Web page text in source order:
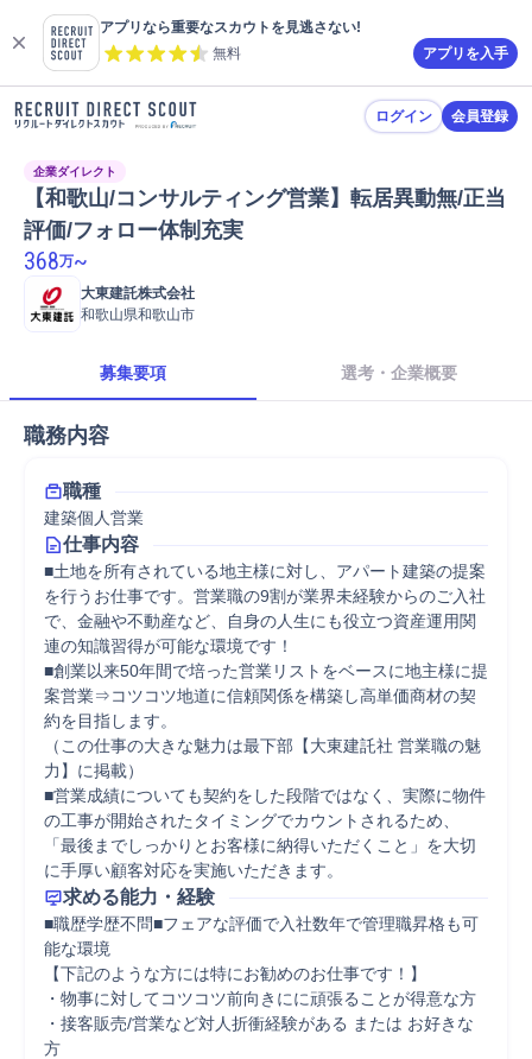
アプリなら重要なスカウトを見逃さない!
無料
アプリを入手
ログイン 会員登録
企業ダイレクト
【和歌山/コンサルティング営業】転居異動無/正当
評価/フォロー体制充実
368万~
大東建託株式会社
和歌山県和歌山市
募集要項 選考・企業概要
職務内容
職種
建築個人営業
仕事内容
■土地を所有されている地主様に対し、アパート建築の提案
を行うお仕事です。営業職の9割が業界未経験からのご入社
で、金融や不動産など、自身の人生にも役立つ資産運用関
連の知識習得が可能な環境です！
■創業以来50年間で培った営業リストをベースに地主様に提
案営業⇒コツコツ地道に信頼関係を構築し高単価商材の契
約を目指します。
（この仕事の大きな魅力は最下部【大東建託社 営業職の魅
力】に掲載）
■営業成績についても契約をした段階ではなく、実際に物件
の工事が開始されたタイミングでカウントされるため、
「最後までしっかりとお客様に納得いただくこと」を大切
に手厚い顧客対応を実施いただきます。
求める能力・経験
■職歴学歴不問■フェアな評価で入社数年で管理職昇格も可
能な環境
【下記のような方には特にお勧めのお仕事です！】
・物事に対してコツコツ前向きにに頑張ることが得意な方
・接客販売/営業など対人折衝経験がある または お好きな
方